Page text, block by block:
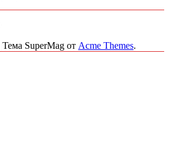
Тема SuperMag от Acme Themes.